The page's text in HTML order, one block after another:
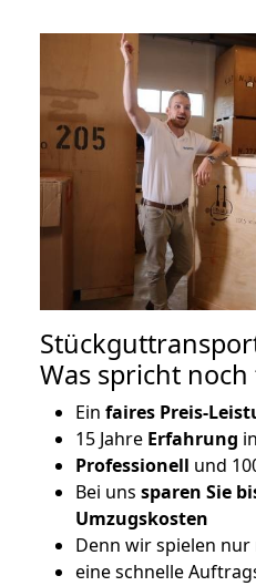
Was spricht
Ein faires Preis-
15 Jahre Erfahrung
Professionell und
Bei uns sparen Sie
Umzugskosten
Denn wir spielen
eine schnelle